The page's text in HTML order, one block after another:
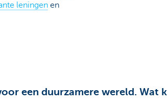
leningen en
een duurzamere wereld. Wat